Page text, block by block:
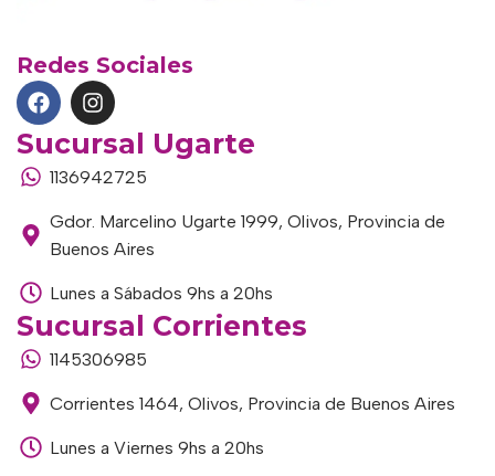
Redes Sociales
Sucursal Ugarte
1136942725
Gdor. Marcelino Ugarte 1999, Olivos, Provincia de
Buenos Aires
Lunes a Sábados 9hs a 20hs
Sucursal Corrientes
1145306985
Corrientes 1464, Olivos, Provincia de Buenos Aires
Lunes a Viernes 9hs a 20hs